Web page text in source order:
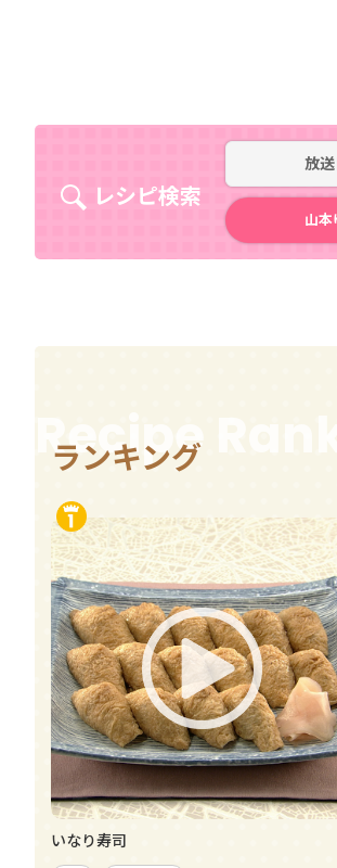
レシピ検索
放
山本
ランキング
Recipe
いなり寿司